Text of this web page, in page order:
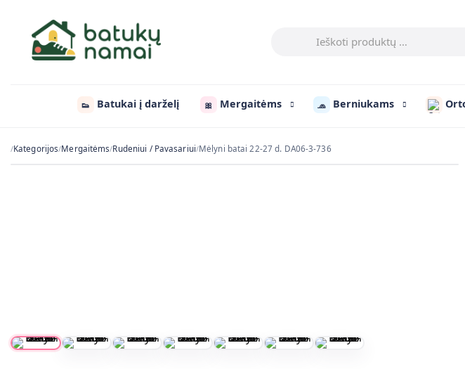
👟 Batukai į darželį 🎀 Mergaitėms 🧢 Berniukams
/Kategorijos/Mergaitėms/Rudeniui / Pavasariui/Mėlyni batai 22-27 d. DA06-3-736